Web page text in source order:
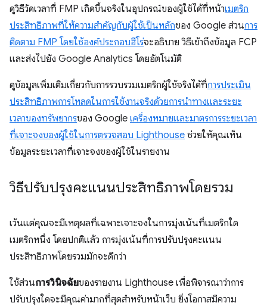
ดูวิธีวัดเวลาที่ FMP เกิดขึ้นจริงในอุปกรณ์ของผู้ใช้ได้ที่หน้าเมตริก
ประสิทธิภาพที่ให้ความสำคัญกับผู้ใช้เป็นหลักของ Google ส่วนการ
ติดตาม FMP โดยใช้องค์ประกอบฮีโร่จะอธิบาย วิธีเข้าถึงข้อมูล FCP
และส่งไปยัง Google Analytics โดยอัตโนมัติ
ดูข้อมูลเพิ่มเติมเกี่ยวกับการรวบรวมเมตริกผู้ใช้จริงได้ที่การประเมิน
ประสิทธิภาพการโหลดในการใช้งานจริงด้วยการนำทางและระยะ
เวลาของทรัพยากรของ Google เครื่องหมายและมาตรการระยะเวลา
ที่เจาะจงของผู้ใช้ในการตรวจสอบ Lighthouse ช่วยให้คุณเห็น
ข้อมูลระยะเวลาที่เจาะจงของผู้ใช้ในรายงาน
วิธีปรับปรุงคะแนนประสิทธิภาพโดยรวม
เว้นแต่คุณจะมีเหตุผลที่เฉพาะเจาะจงในการมุ่งเน้นที่เมตริกใด
เมตริกหนึ่ง โดยปกติแล้ว การมุ่งเน้นที่การปรับปรุงคะแนน
ประสิทธิภาพโดยรวมมักจะดีกว่า
ใช้ส่วนการวินิจฉัยของรายงาน Lighthouse เพื่อพิจารณาว่าการ
ปรับปรุงใดจะมีคุณค่ามากที่สุดสําหรับหน้าเว็บ ยิ่งโอกาสมีความ